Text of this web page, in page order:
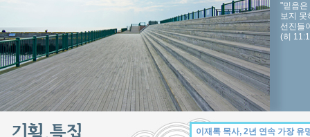
"믿음은
보지 못
선진들
(히